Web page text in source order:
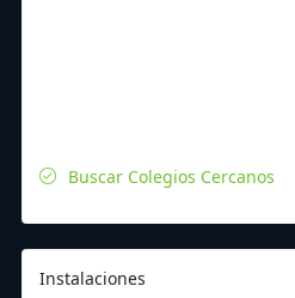
Buscar Colegios Cercanos
Instalaciones